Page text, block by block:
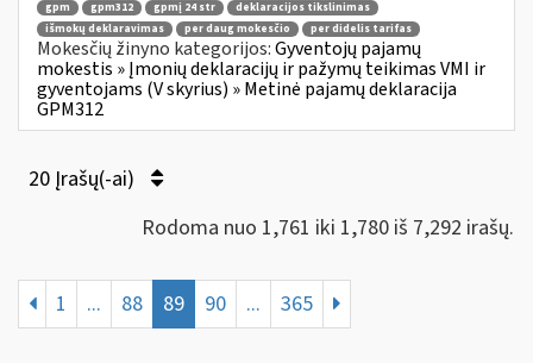
gpm gpm312 gpmį 24 str
deklaracijos tikslinimas
išmokų deklaravimas
per daug mokesčio per didelis tarifas
Mokesčių žinyno kategorijos:Gyventojų pajamų
mokestis » Įmonių deklaracijų ir pažymų teikimas VMI ir
gyventojams (V skyrius) » Metinė pajamų deklaracija
GPM312
20 Įrašų(-ai)
Rodoma nuo 1,761 iki 1,780 iš 7,292 irašų.
1 ... 88 89 90 ... 365